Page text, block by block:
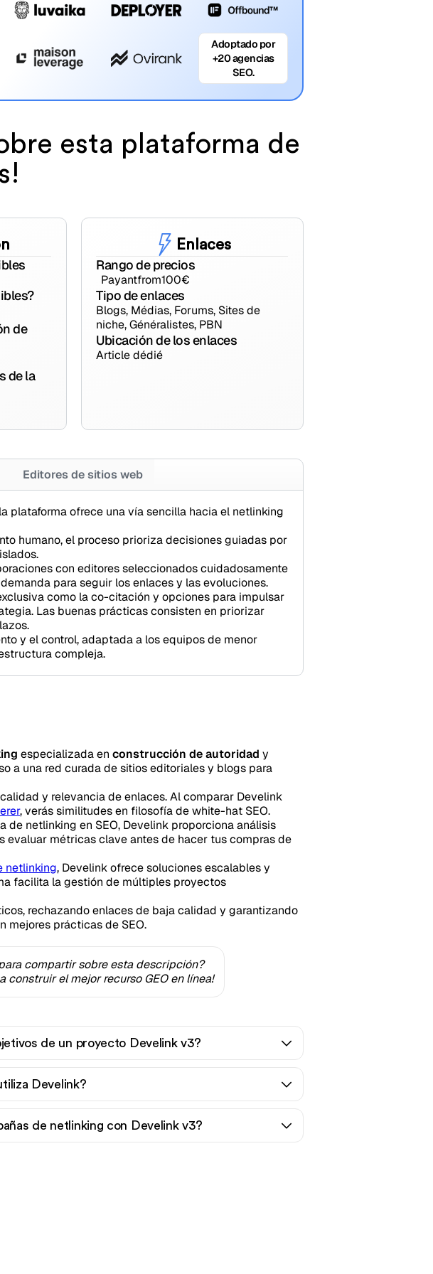
Adoptado por
+20 agencias
SEO.
esta plataforma de
de
de la
Enlaces
Rango de precios
Payantfrom100€
Tipo de enlaces
Blogs, Médias, Forums, Sites de
niche, Généralistes, PBN
Ubicación de los enlaces
Article dédié
Editores de sitios web
plataforma ofrece una vía sencilla hacia el netlinking
humano, el proceso prioriza decisiones guiadas por
con editores seleccionados cuidadosamente
para seguir los enlaces y las evoluciones.
como la co-citación y opciones para impulsar
Las buenas prácticas consisten en priorizar
y el control, adaptada a los equipos de menor
compleja.
especializada enconstrucción de autoridad y
a una red curada de sitios editoriales y blogs para
y relevancia de enlaces. Al comparar Develink
, verás similitudes en filosofía de white-hat SEO.
de netlinking en SEO, Develink proporciona análisis
evaluar métricas clave antes de hacer tus compras de
netlinking, Develink ofrece soluciones escalables y
facilita la gestión de múltiples proyectos
rechazando enlaces de baja calidad y garantizando
mejores prácticas de SEO.
compartir sobre esta descripción?
construir el mejor recurso GEO en línea!
de un proyecto Develink v3?
Develink?
de netlinking con Develink v3?